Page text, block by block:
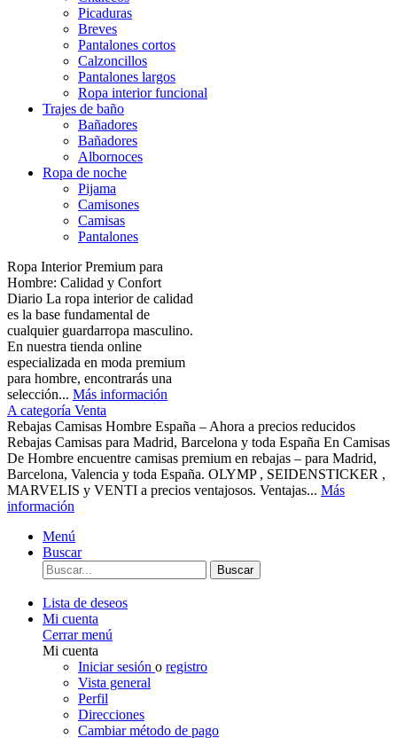
Picaduras
Breves
Pantalones cortos
Calzoncillos
Pantalones largos
Ropa interior funcional
Trajes de baño
Bañadores
Bañadores
Albornoces
Ropa de noche
Pijama
Camisones
Camisas
Pantalones
Ropa Interior Premium para
Hombre: Calidad y Confort
Diario La ropa interior de calidad
es la base fundamental de
cualquier guardarropa masculino.
En nuestra tienda online
especializada en moda premium
para hombre, encontrarás una
selección... Más información
A categoría Venta
Rebajas Camisas Hombre España – Ahora a precios reducidos
Rebajas Camisas para Madrid, Barcelona y toda España En Camisas
De Hombre encuentre camisas premium en rebajas – para Madrid,
Barcelona, Valencia y toda España. OLYMP , SEIDENSTICKER ,
MARVELIS y VENTI a precios ventajosos. Ventajas... Más
información
Menú
Buscar
Buscar
Lista de deseos
Mi cuenta
Cerrar menú
Mi cuenta
Iniciar sesión o registro
Vista general
Perfil
Direcciones
Cambiar método de pago